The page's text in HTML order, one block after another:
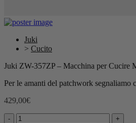
Juki
> Cucito
Juki ZW-357ZP – Macchina per Cucire
Per le amanti del patchwork
429,00€
-
+